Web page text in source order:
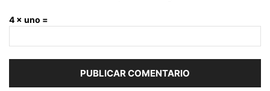
4 × uno =